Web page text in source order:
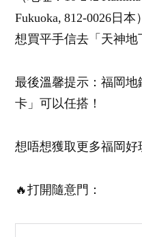
Fukuoka, 812-0026日本）
想買平手信去「天神
最後溫馨提示：福岡
卡」可以任搭！
想唔想獲取更多福岡好
🔥打開隨意門：